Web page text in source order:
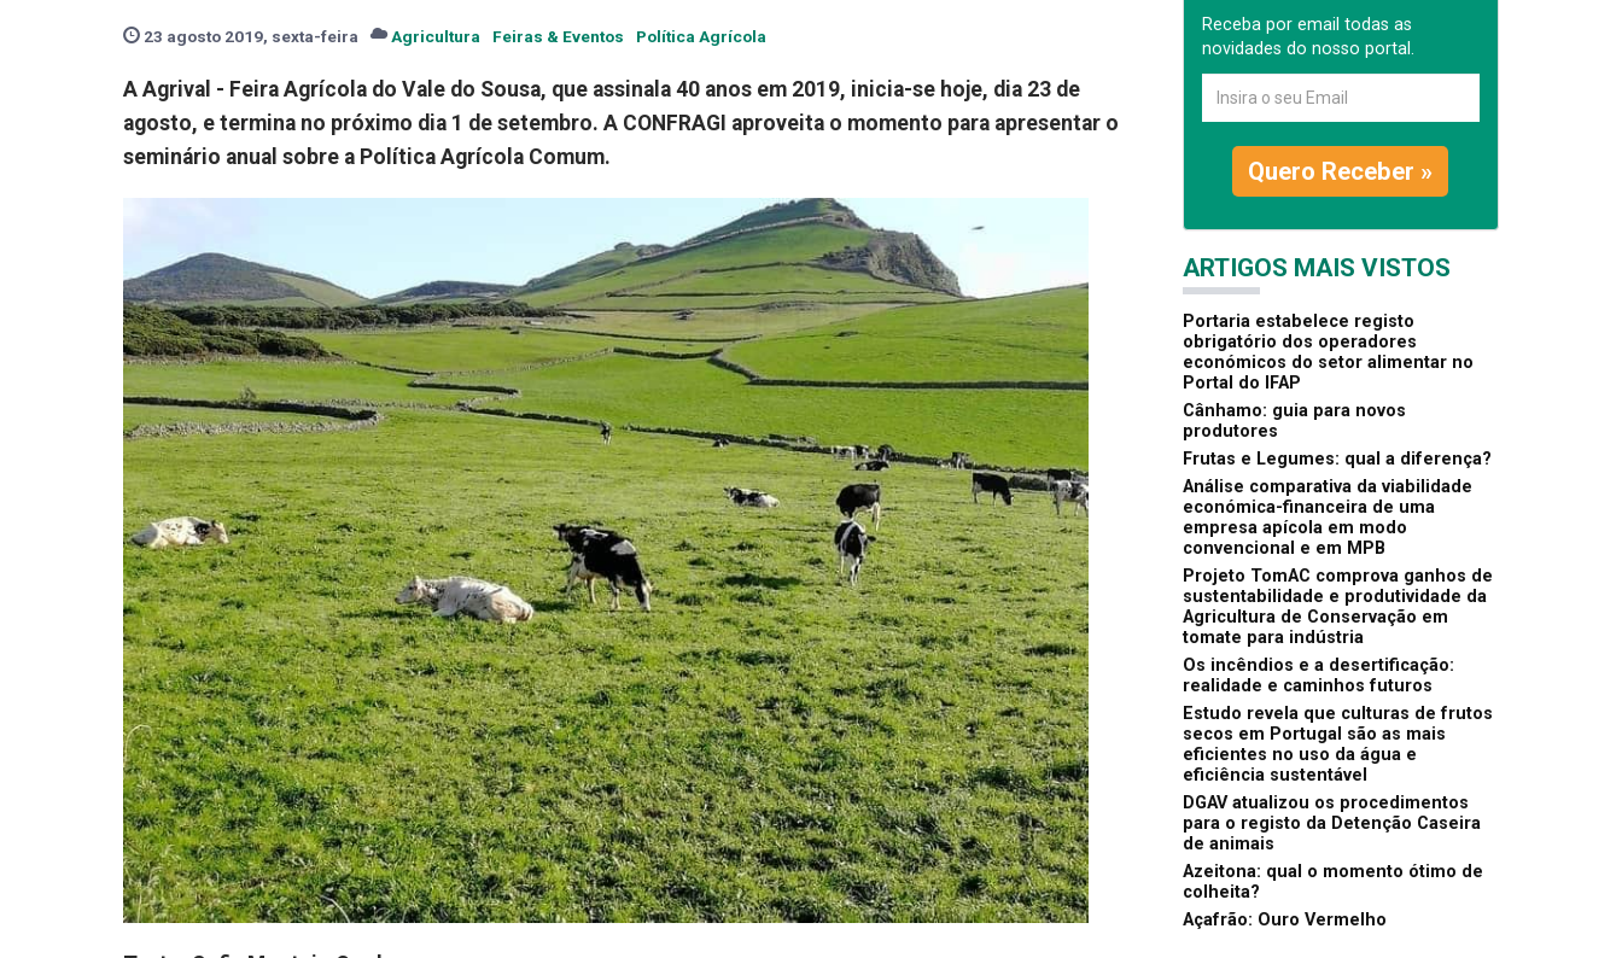
23 agosto 2019, sexta-feira Agricultura Feiras & Eventos Política Agrícola
A Agrival - Feira Agrícola do Vale do Sousa, que assinala 40 anos em 2019, inicia-se hoje, dia 23 de
agosto, e termina no próximo dia 1 de setembro. A CONFRAGI aproveita o momento para apresentar o
seminário anual sobre a Política Agrícola Comum.
Receba por email todas as
novidades do nosso portal.
Quero Receber »
ARTIGOS MAIS VISTOS
Portaria estabelece registo
obrigatório dos operadores
económicos do setor alimentar no
Portal do IFAP
Cânhamo: guia para novos
produtores
Frutas e Legumes: qual a diferença?
Análise comparativa da viabilidade
económica-financeira de uma
empresa apícola em modo
convencional e em MPB
Projeto TomAC comprova ganhos de
sustentabilidade e produtividade da
Agricultura de Conservação em
tomate para indústria
Os incêndios e a desertificação:
realidade e caminhos futuros
Estudo revela que culturas de frutos
secos em Portugal são as mais
eficientes no uso da água e
eficiência sustentável
DGAV atualizou os procedimentos
para o registo da Detenção Caseira
de animais
Azeitona: qual o momento ótimo de
colheita?
Açafrão: Ouro Vermelho